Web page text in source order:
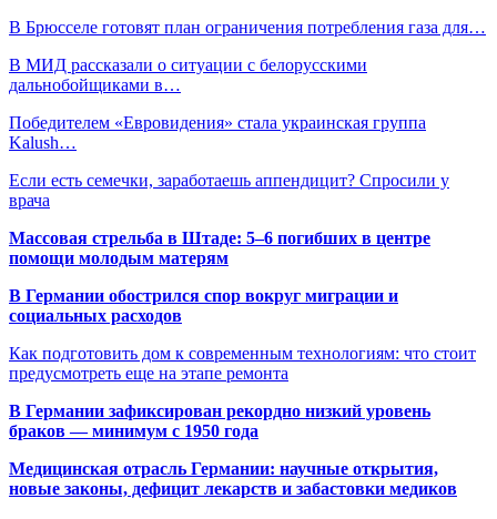
В Брюсселе готовят план ограничения потребления газа для…
В МИД рассказали о ситуации с белорусскими
дальнобойщиками в…
Победителем «Евровидения» стала украинская группа
Kalush…
Если есть семечки, заработаешь аппендицит? Спросили у
врача
Массовая стрельба в Штаде: 5–6 погибших в центре
помощи молодым матерям
В Германии обострился спор вокруг миграции и
социальных расходов
Как подготовить дом к современным технологиям: что стоит
предусмотреть еще на этапе ремонта
В Германии зафиксирован рекордно низкий уровень
браков — минимум с 1950 года
Медицинская отрасль Германии: научные открытия,
новые законы, дефицит лекарств и забастовки медиков